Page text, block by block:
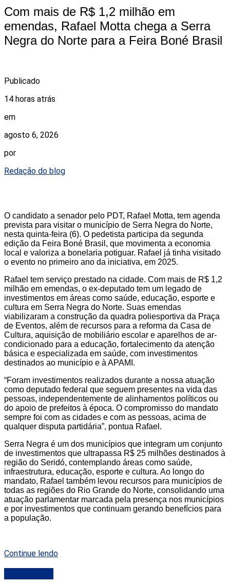
Com mais de R$ 1,2 milhão em
emendas, Rafael Motta chega a Serra
Negra do Norte para a Feira Boné Brasil
Publicado
14 horas atrás
em
agosto 6, 2026
por
Redação do blog
O candidato a senador pelo PDT, Rafael Motta, tem agenda
prevista para visitar o município de Serra Negra do Norte,
nesta quinta-feira (6). O pedetista participa da segunda
edição da Feira Boné Brasil, que movimenta a economia
local e valoriza a bonelaria potiguar. Rafael já tinha visitado
o evento no primeiro ano da iniciativa, em 2025.
Rafael tem serviço prestado na cidade. Com mais de R$ 1,2
milhão em emendas, o ex-deputado tem um legado de
investimentos em áreas como saúde, educação, esporte e
cultura em Serra Negra do Norte. Suas emendas
viabilizaram a construção da quadra poliesportiva da Praça
de Eventos, além de recursos para a reforma da Casa de
Cultura, aquisição de mobiliário escolar e aparelhos de ar-
condicionado para a educação, fortalecimento da atenção
básica e especializada em saúde, com investimentos
destinados ao município e à APAMI.
“Foram investimentos realizados durante a nossa atuação
como deputado federal que seguem presentes na vida das
pessoas, independentemente de alinhamentos políticos ou
do apoio de prefeitos à época. O compromisso do mandato
sempre foi com as cidades e com as pessoas, acima de
qualquer disputa partidária”, pontua Rafael.
Serra Negra é um dos municípios que integram um conjunto
de investimentos que ultrapassa R$ 25 milhões destinados à
região do Seridó, contemplando áreas como saúde,
infraestrutura, educação, esporte e cultura. Ao longo do
mandato, Rafael também levou recursos para municípios de
todas as regiões do Rio Grande do Norte, consolidando uma
atuação parlamentar marcada pela presença nos municípios
e por investimentos que continuam gerando benefícios para
a população.
Continue lendo